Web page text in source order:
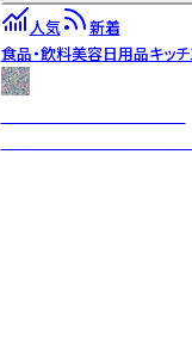
人気
新着
食品・飲料美容日用品キッ